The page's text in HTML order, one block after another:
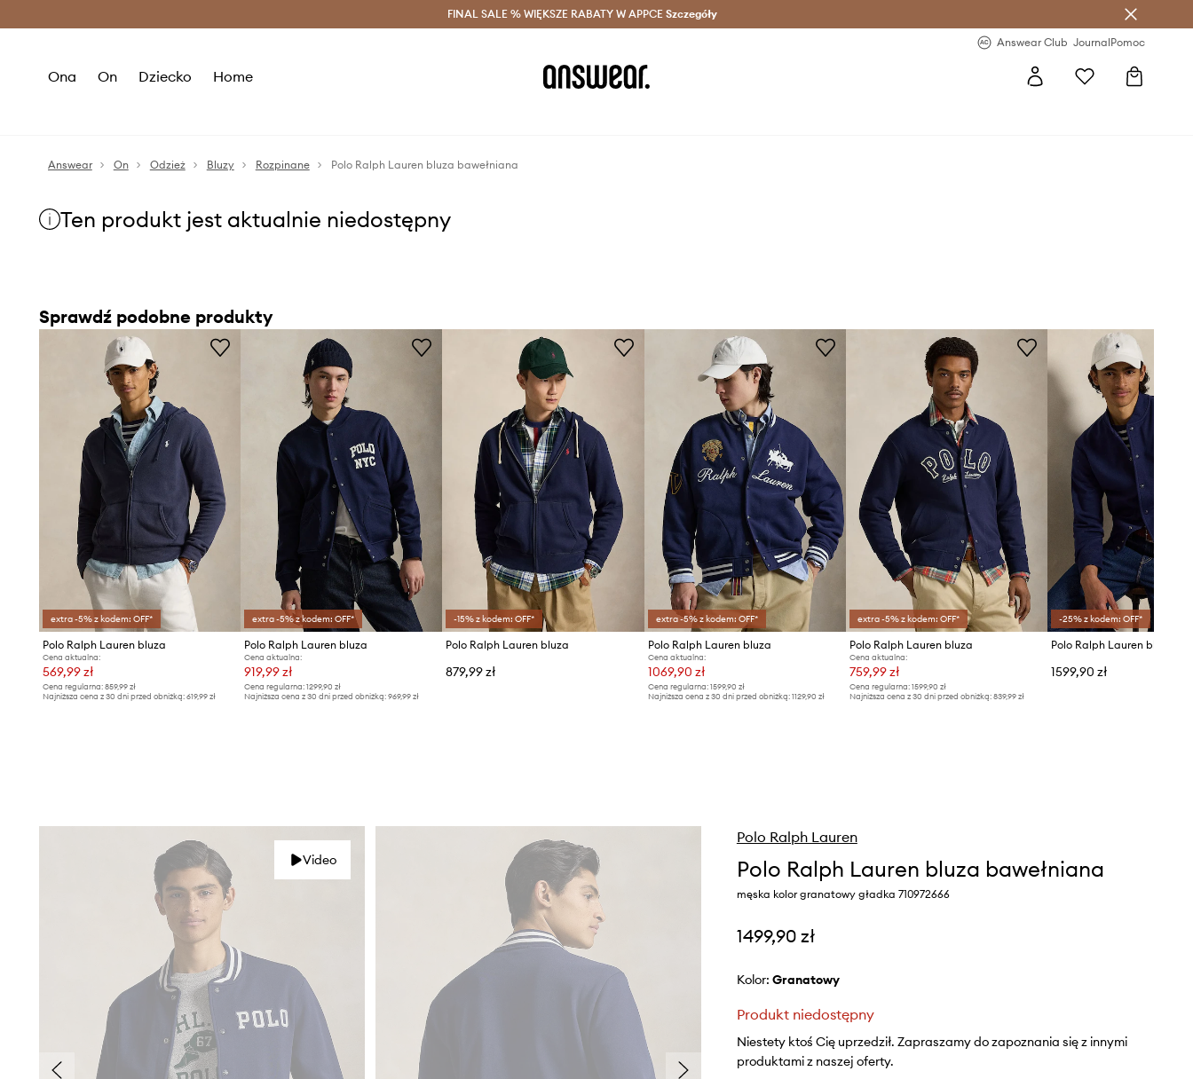
Oszczędzaj z Answear Club > Dostawa nawet w 24h >
FINAL SALE % WIĘKSZE RABATY W APPCE Szczegóły
Answear Club JournalPomoc
Ona On Dziecko Home
Answear On Odzież Bluzy Rozpinane Polo Ralph Lauren bluza bawełniana
Ten produkt jest aktualnie niedostępny
Sprawdź podobne produkty
extra -5% z kodem: OFF*
Polo Ralph Lauren bluza
Cena aktualna:
569,99 zł
Cena regularna: 859,99 zł
Najniższa cena z 30 dni przed obniżką: 619,99 zł
extra -5% z kodem: OFF*
Polo Ralph Lauren bluza
Cena aktualna:
919,99 zł
Cena regularna:1299,90 zł
Najniższa cena z 30 dni przed obniżką:969,99 zł
-15% z kodem: OFF*
Polo Ralph Lauren bluza
879,99 zł
extra -5% z kodem: OFF*
Polo Ralph Lauren bluza
Cena aktualna:
1069,90 zł
Cena regularna: 1599,90 zł
Najniższa cena z 30 dni przed obniżką: 1129,90 zł
extra -5% z kodem: OFF*
Polo Ralph Lauren bluza
Cena aktualna:
759,99 zł
Cena regularna:1599,90 zł
Najniższa cena z 30 dni przed obniżką:839,99 zł
-25% z kodem: OFF*
1599,90 zł
Video
Polo Ralph Lauren
Polo Ralph Lauren bluza bawełniana
męska kolor granatowy gładka 710972666
1499,90 zł
Kolor: granatowy
Produkt niedostępny
Niestety ktoś Cię uprzedził. Zapraszamy do zapoznania się z innymi
produktami z naszej oferty.